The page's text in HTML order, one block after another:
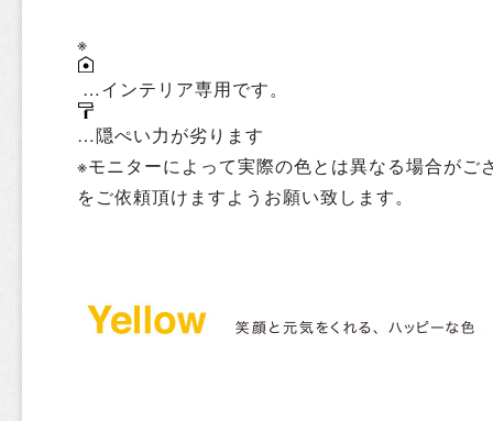
※
…インテリア専用です。
…隠ぺい力が劣ります
※モニターによって実際の色とは異なる場合がご
をご依頼頂けますようお願い致します。